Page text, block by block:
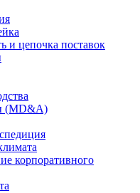
и цепочка поставок
(MD&A)
корпоративного